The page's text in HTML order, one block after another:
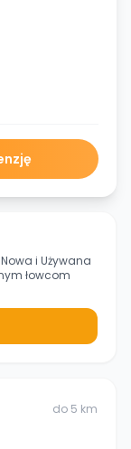
Nowa i Używana
łowcom
do 5 km